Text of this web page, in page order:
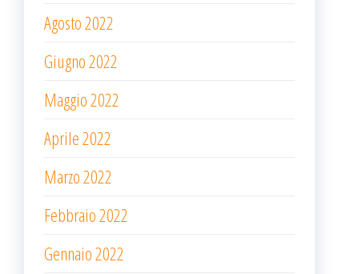
Agosto 2022
Giugno 2022
Maggio 2022
Aprile 2022
Marzo 2022
Febbraio 2022
Gennaio 2022